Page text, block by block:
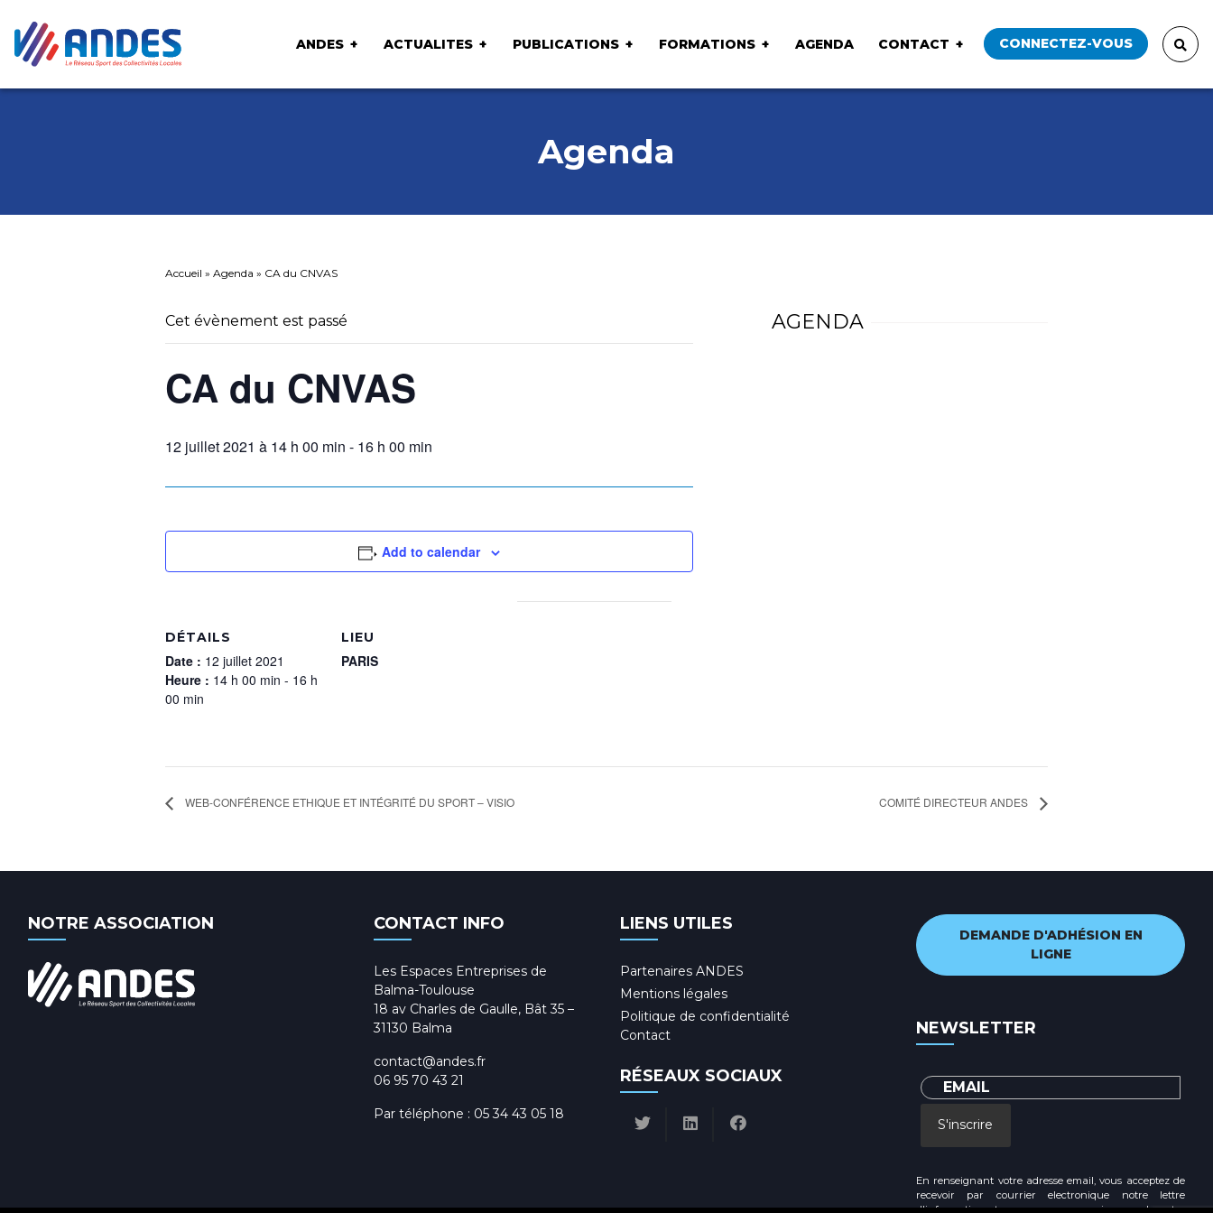
ANDES ACTUALITES PUBLICATIONS FORMATIONS AGENDA CONTACT CONNECTEZ-VOUS
Agenda
Accueil » Agenda » CA du CNVAS
Cet évènement est passé
CA du CNVAS
12 juillet 2021 à 14 h 00 min - 16 h 00 min
Add to calendar
DÉTAILS
Date : 12 juillet 2021
Heure : 14 h 00 min - 16 h
00 min
LIEU
PARIS
AGENDA
WEB-CONFÉRENCE ETHIQUE ET INTÉGRITÉ DU SPORT – VISIO COMITÉ DIRECTEUR ANDES
NOTRE ASSOCIATION CONTACT INFO
Les Espaces Entreprises de
Balma-Toulouse
18 av Charles de Gaulle, Bât 35 –
31130 Balma
contact@andes.fr
06 95 70 43 21
Par téléphone : 05 34 43 05 18
LIENS UTILES
Partenaires ANDES
Mentions légales
Politique de confidentialité
Contact
RÉSEAUX SOCIAUX
DEMANDE D'ADHÉSION EN
LIGNE
NEWSLETTER
S'inscrire
En renseignant votre adresse email, vous acceptez de
recevoir par courrier electronique notre lettre
d'information et vous prenez connaissance de notre